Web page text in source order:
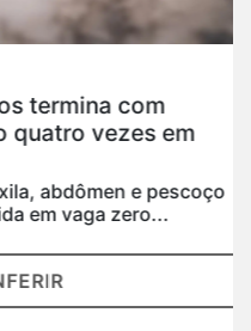
com
vezes em
abdômen e pescoço
vaga zero...